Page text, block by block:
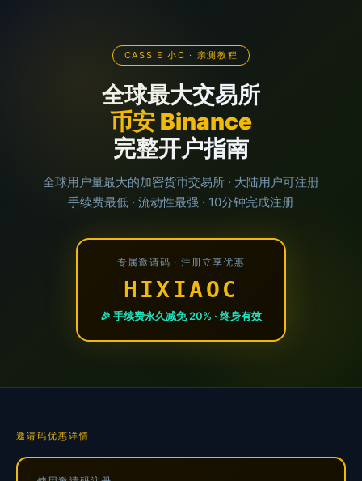
CASSIE 小C · 亲测教程
全球最大交易所
币安 Binance
完整开户指南
全球用户量最大的加密货币交易所 · 大陆用户可注册
手续费最低 · 流动性最强 · 10分钟完成注册
专属邀请码 · 注册立享优惠
HIXIAOC
🎉 手续费永久减免 20% · 终身有效
邀请码优惠详情